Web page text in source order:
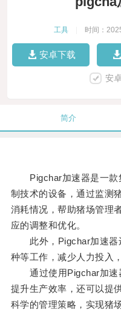
工具 时间：
安卓下载
安
简介
Pigchar加速器是一款
制技术的设备，通过监测
消耗情况，帮助猪场管理
应的调整和优化。
此外，Pigchar加速器
种等工作，减少人力投入
通过使用Pigchar加速
提升生产效率，还可以提
科学的管理策略，实现猪